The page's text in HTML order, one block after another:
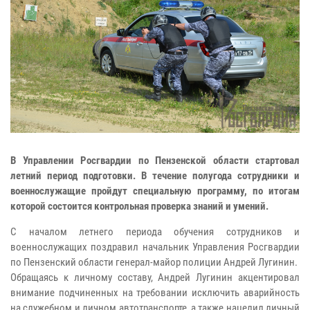
В Управлении Росгвардии по Пензенской области стартовал
летний период подготовки. В течение полугода сотрудники и
военнослужащие пройдут специальную программу, по итогам
которой состоится контрольная проверка знаний и умений.
С началом летнего периода обучения сотрудников и
военнослужащих поздравил начальник Управления Росгвардии
по Пензенский области генерал-майор полиции Андрей Лугинин.
Обращаясь к личному составу, Андрей Лугинин акцентировал
внимание подчиненных на требовании исключить аварийность